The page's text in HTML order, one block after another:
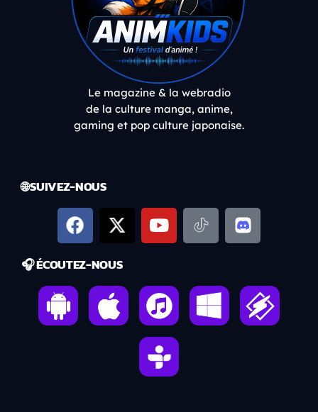
Le magazine & la webradio
de la culture manga, anime,
gaming et pop culture japonaise.
🌐 SUIVEZ-NOUS
🎧 ÉCOUTEZ-NOUS